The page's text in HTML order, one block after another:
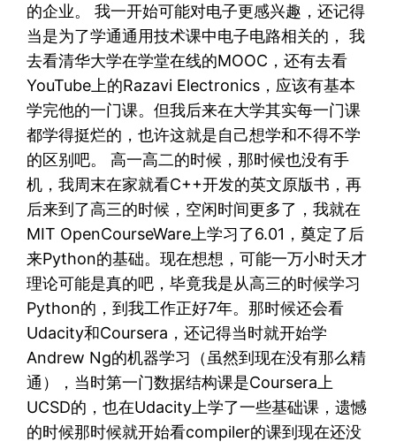
的企业。 我一开始可能对电子更感兴趣，还记得
当是为了学通通用技术课中电子电路相关的， 我
去看清华大学在学堂在线的MOOC，还有去看
YouTube上的Razavi Electronics，应该有基本
学完他的一门课。但我后来在大学其实每一门课
都学得挺烂的，也许这就是自己想学和不得不学
的区别吧。 高一高二的时候，那时候也没有手
机，我周末在家就看C++开发的英文原版书，再
后来到了高三的时候，空闲时间更多了，我就在
MIT OpenCourseWare上学习了6.01，奠定了后
来Python的基础。现在想想，可能一万小时天才
理论可能是真的吧，毕竟我是从高三的时候学习
Python的，到我工作正好7年。那时候还会看
Udacity和Coursera，还记得当时就开始学
Andrew Ng的机器学习（虽然到现在没有那么精
通），当时第一门数据结构课是Coursera上
UCSD的，也在Udacity上学了一些基础课，遗憾
的时候那时候就开始看compiler的课到现在还没